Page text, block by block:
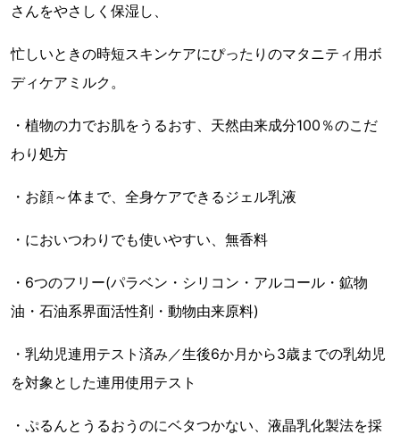
さんをやさしく保湿し、
忙しいときの時短スキンケアにぴったりのマタニティ用ボ
ディケアミルク。
・植物の力でお肌をうるおす、天然由来成分100％のこだ
わり処方
・お顔～体まで、全身ケアできるジェル乳液
・においつわりでも使いやすい、無香料
・6つのフリー(パラベン・シリコン・アルコール・鉱物
油・石油系界面活性剤・動物由来原料)
・乳幼児連用テスト済み／生後6か月から3歳までの乳幼児
を対象とした連用使用テスト
・ぷるんとうるおうのにベタつかない、液晶乳化製法を採